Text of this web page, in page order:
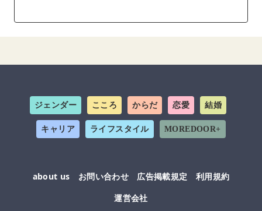
ジェンダー こころ からだ 恋愛 結婚
キャリア ライフスタイル MOREDOOR+
about us お問い合わせ 広告掲載規定
利用規約
運営会社